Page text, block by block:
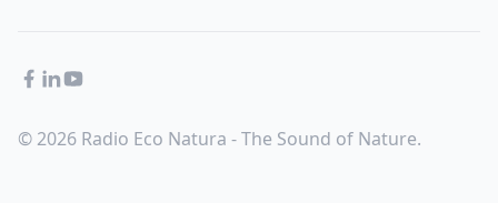
Facebook
LinkedIn
YouTube
© 2026 Radio Eco Natura - The Sound of Nature.